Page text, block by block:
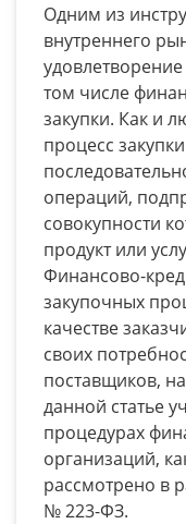
Одним из
внутреннего
том числе
закупки. Как и
процесс
операций,
совокупности
продукт или
Финансово-
закупочных
качестве
своих
поставщиков,
данной статье
процедурах
организаций,
рассмотрено в
№ 223-ФЗ.